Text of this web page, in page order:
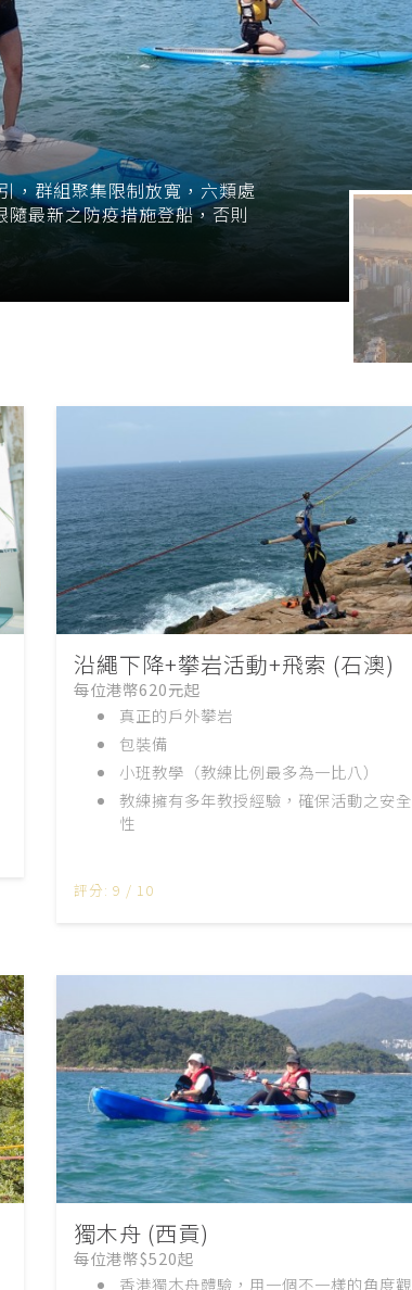
，群組聚集限制放寬，六類處
最新之防疫措施登船，否則
沿繩下降+攀岩活動+飛索 (石澳)
每位港幣620元起
真正的戶外攀岩
包裝備
小班教學（教練比例最多為一比八）
教練擁有多年教授經驗，確保活動之安全
性
評分: 9 / 10
獨木舟 (西貢)
每位港幣$520起
香港獨木舟體驗，用一個不一樣的角度觀